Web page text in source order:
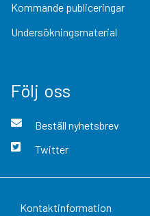
Kommande publiceringar
Undersökningsmaterial
Följ oss
Beställ nyhetsbrev
Twitter
Kontaktinformation